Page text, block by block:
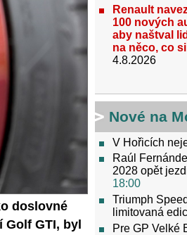
doslovné
GTI, byl
Renault
100 nových
aby naštval
na něco, co
4.8.2026
Nové na
V Hořicích
Raúl
2028 opět
18:00
Triumph
limitovaná
Pre GP Velké